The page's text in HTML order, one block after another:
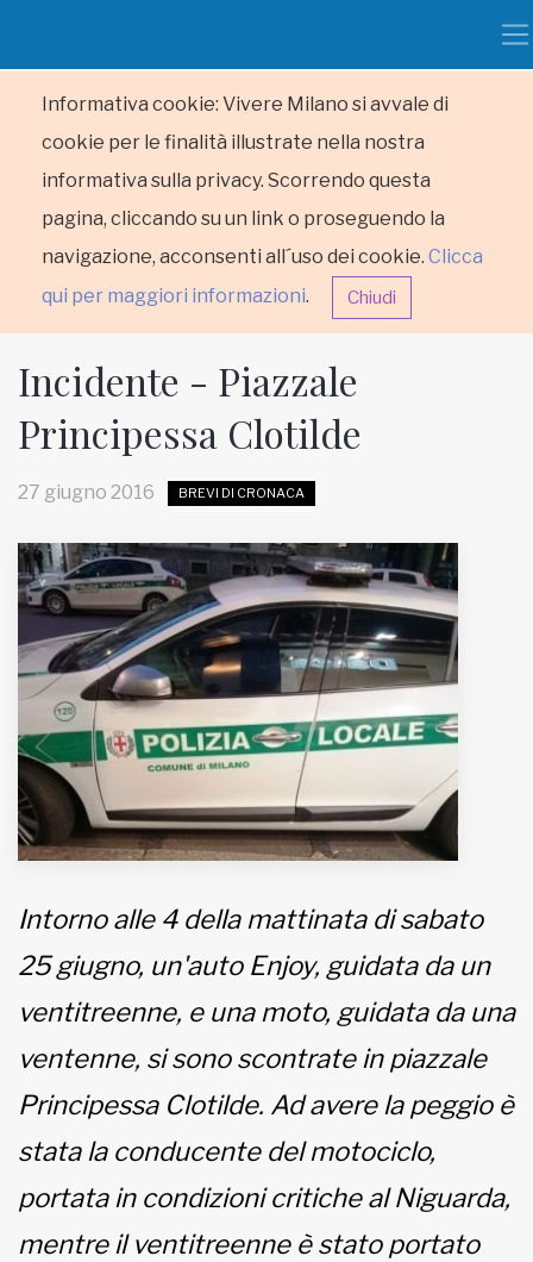
Informativa cookie: Vivere Milano si avvale di
cookie per le finalità illustrate nella nostra
informativa sulla privacy. Scorrendo questa
pagina, cliccando su un link o proseguendo la
navigazione, acconsenti all´uso dei cookie. Clicca
qui per maggiori informazioni. Chiudi
HOME
MUNICIPI
Inviateci le vostre segnalazioni
www.viveremilano.info
Fondato e diretto da Enzo De
Bernardis
EDB edizioni - Via Brivio angolo C.
Imbonati, 89 20159 Milano (Italia)
Incidente - Piazzale
Principessa Clotilde
27 giugno 2016 BREVI DI CRONACA
Intorno alle 4 della mattinata di sabato
25 giugno, un'auto Enjoy, guidata da un
ventitreenne, e una moto, guidata da una
ventenne, si sono scontrate in piazzale
Principessa Clotilde. Ad avere la peggio è
stata la conducente del motociclo,
portata in condizioni critiche al Niguarda,
mentre il ventitreenne è stato portato